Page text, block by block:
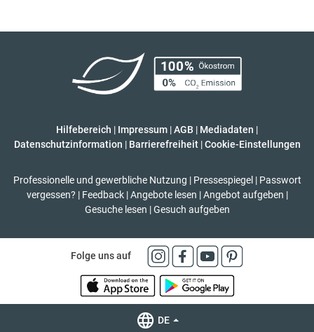
Hilfebereich | Impressum |AGB | Mediadaten |
Datenschutzinformation | Barrierefreiheit | Cookie-Einstellungen
Professionelle und gewerbliche Nutzung | Pressespiegel | Passwort
vergessen? | Feedback | Angebote lesen | Angebot aufgeben |
Gesuche lesen | Gesuch aufgeben
Folge uns auf
DE